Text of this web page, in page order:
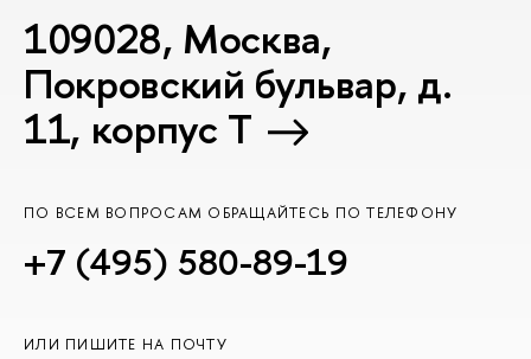
109028, Москва,
Покровский бульвар, д.
11, корпус T
ПО ВСЕМ ВОПРОСАМ ОБРАЩАЙТЕСЬ ПО ТЕЛЕФОНУ
+7 (495) 580-89-19
ИЛИ ПИШИТЕ НА ПОЧТУ